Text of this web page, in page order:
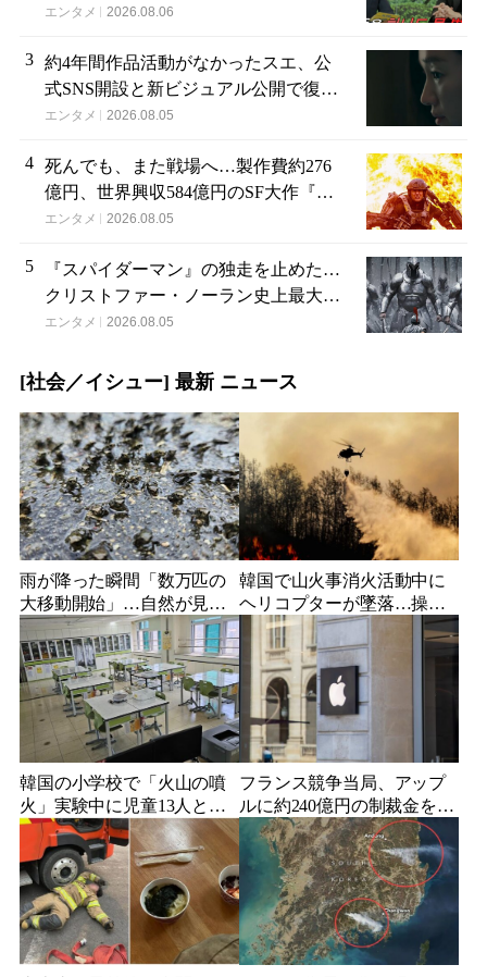
間の奴隷契約で人生が一変
エンタメ 2026.08.06
3 約4年間作品活動がなかったスエ、公
式SNS開設と新ビジュアル公開で復帰
説が急浮上
エンタメ 2026.08.05
4 死んでも、また戦場へ…製作費約276
億円、世界興収584億円のSF大作『オ
ール・ユー・ニード・イズ・キル』が
エンタメ 2026.08.05
5
『スパイダーマン』の独走を止めた…
クリストファー・ノーラン史上最大、
390億円の超大作がついに韓国上陸
エンタメ 2026.08.05
[社会／イシュー] 最新 ニュース
雨が降った瞬間「数万匹の
大移動開始」…自然が見せ
た驚異の「生態現象」
韓国で山火事消火活動中に
ヘリコプターが墜落…操縦
士が命を落とす、目撃者が
語る衝撃の瞬間
韓国の小学校で「火山の噴
火」実験中に児童13人と教
師が体調不良、めまいや頭
痛を訴え病院搬送
フランス競争当局、アップ
ルに約240億円の制裁金を科
す App Storeの市場支配と
アプリ追跡透明性機能の不
公平適用が原因